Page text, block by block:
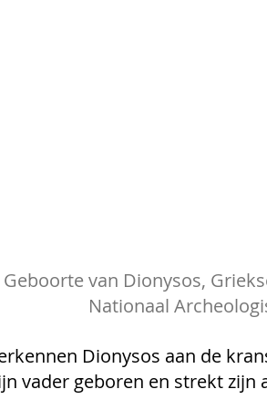
Geboorte van Dionysos,
Nationaal
Dionysos aan de
vader geboren en strekt